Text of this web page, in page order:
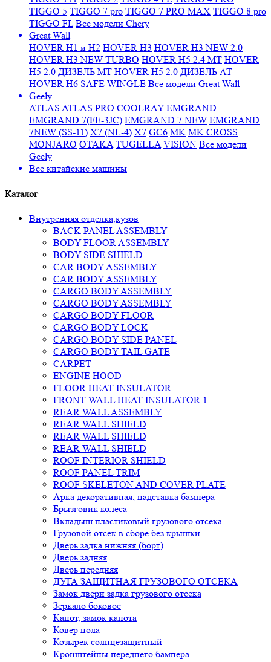
TIGGO 5 TIGGO 7 pro TIGGO 7 PRO MAX TIGGO 8 pro
TIGGO FL Все модели Chery
Great Wall
HOVER H1 и H2 HOVER H3 HOVER H3 NEW 2.0
HOVER H3 NEW TURBO HOVER H5 2.4 МТ HOVER
H5 2.0 ДИЗЕЛЬ МТ HOVER H5 2.0 ДИЗЕЛЬ АТ
HOVER H6 SAFE WINGLE Все модели Great Wall
Geely
ATLAS ATLAS PRO COOLRAY EMGRAND
EMGRAND 7(FE-3JC) EMGRAND 7 NEW EMGRAND
7NEW (SS-11) X7 (NL-4) X7 GC6 MK MK CROSS
MONJARO OTAKA TUGELLA VISION Все модели
Geely
Все китайские машины
Каталог
Внутренняя отделка,кузов
BACK PANEL ASSEMBLY
BODY FLOOR ASSEMBLY
BODY SIDE SHIELD
CAR BODY ASSEMBLY
CAR BODY ASSEMBLY
CARGO BODY ASSEMBLY
CARGO BODY ASSEMBLY
CARGO BODY FLOOR
CARGO BODY LOCK
CARGO BODY SIDE PANEL
CARGO BODY TAIL GATE
CARPET
ENGINE HOOD
FLOOR HEAT INSULATOR
FRONT WALL HEAT INSULATOR 1
REAR WALL ASSEMBLY
REAR WALL SHIELD
REAR WALL SHIELD
REAR WALL SHIELD
ROOF INTERIOR SHIELD
ROOF PANEL TRIM
ROOF SKELETON AND COVER PLATE
Арка декоративная, надставка бампера
Брызговик колеса
Вкладыш пластиковый грузового отсека
Грузовой отсек в сборе без крышки
Дверь задка нижняя (борт)
Дверь задняя
Дверь передняя
ДУГА ЗАЩИТНАЯ ГРУЗОВОГО ОТСЕКА
Замок двери задка грузового отсека
Зеркало боковое
Капот, замок капота
Ковёр пола
Козырёк солнцезащитный
Кронштейны переднего бампера